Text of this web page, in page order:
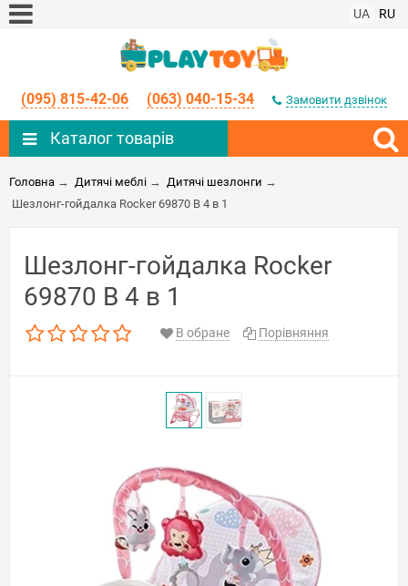
UA RU
(095) 815-42-06 (063) 040-15-34 Замовити дзвінок
Каталог товарів
Головна → Дитячі меблі → Дитячі шезлонги →
Шезлонг-гойдалка Rocker 69870 B 4 в 1
Шезлонг-гойдалка Rocker
69870 B 4 в 1
В обране Порівняння